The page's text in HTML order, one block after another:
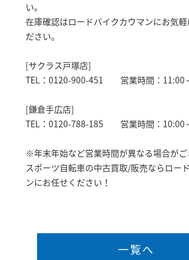
い。
在庫確認はロードバイクカウマンにお気軽
ださい。
[サクラス戸塚店]
TEL：0120-900-451 営業時間：11:00
[鎌倉手広店]
TEL：0120-788-185 営業時間：10:00
※年末年始など営業時間が異なる場合がご
スポーツ自転車の中古買取/販売ならロー
ンにお任せください！
一覧へ